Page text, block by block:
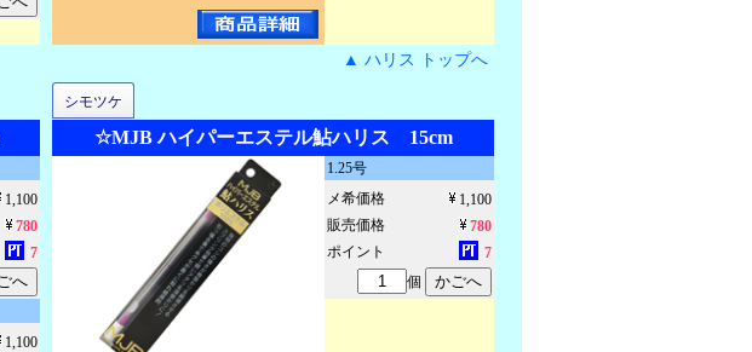
▲ ハリス トップへ
1,100
780
7
1,100
シモツケ
☆MJB ハイパーエステル鮎ハリス 15cm
1.25号
メ希価格
1,100
販売価格
780
ポイント
7
個